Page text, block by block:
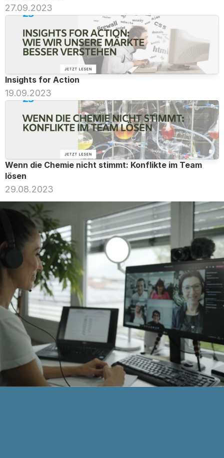
27.09.2023
Insights for Action
19.09.2023
Wenn die Chemie nicht stimmt: Konflikte im Team
lösen
29.08.2023